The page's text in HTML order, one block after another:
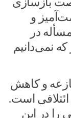
و
در
که نمی‌دانیم
و کاهش
ائتلافی است.
را در این